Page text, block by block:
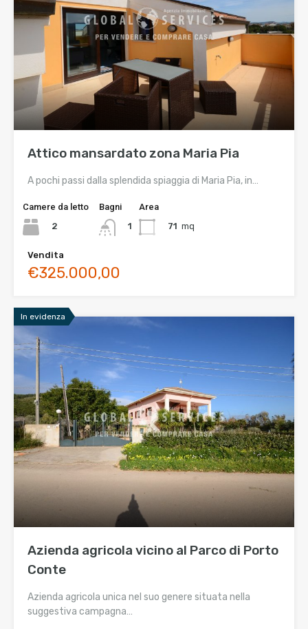
Attico mansardato zona Maria Pia
A pochi passi dalla splendida spiaggia di Maria Pia, in…
Camere da letto
2
Bagni
1
Area
71 mq
Vendita
€325.000,00
In evidenza
Azienda agricola vicino al Parco di Porto
Conte
Azienda agricola unica nel suo genere situata nella
suggestiva campagna…